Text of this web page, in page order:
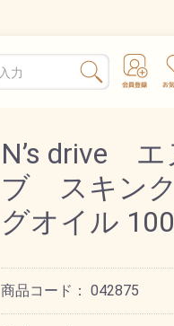
N’s drive エ
ブ スキン
グオイル
商品コード： 042875